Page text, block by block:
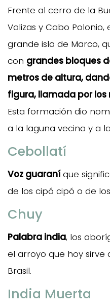
Frente al cerro de la
Valizas y Cabo Polonio,
grande isla de Marco,
con grandes bloques
metros de altura,
figura, llamada por los
Esta formación dio
a la laguna vecina y a
Cebollatí
Voz guaraníque
de los cipó cipó o de
Chuy
Palabra india, los
el arroyo que hoy sirve
Brasil.
India Muerta